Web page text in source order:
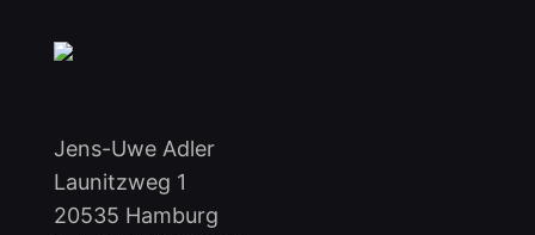
Jens-Uwe Adler
Launitzweg 1
20535 Hamburg